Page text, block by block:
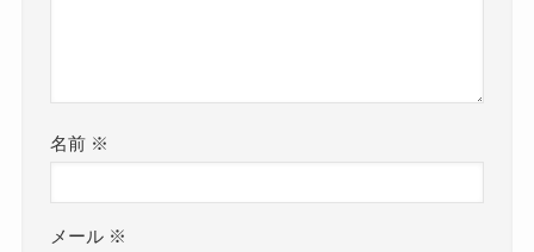
名前 ※
メール ※